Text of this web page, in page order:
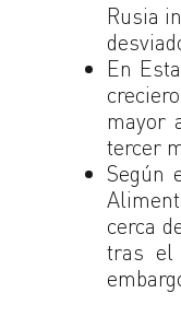
Rusia
En
mayor
tercer
Según
cerca
tras el